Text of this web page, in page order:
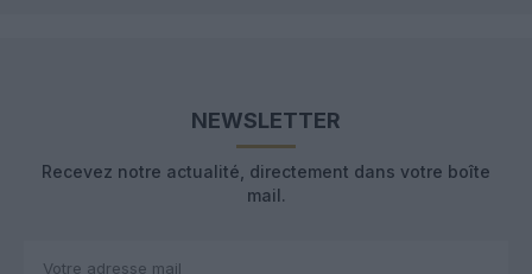
NEWSLETTER
Recevez notre actualité, directement dans votre boîte
mail.